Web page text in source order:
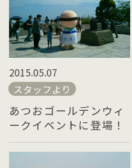
2015.05.07
スタッフより
あつおゴールデンウィ
ークイベントに登場！